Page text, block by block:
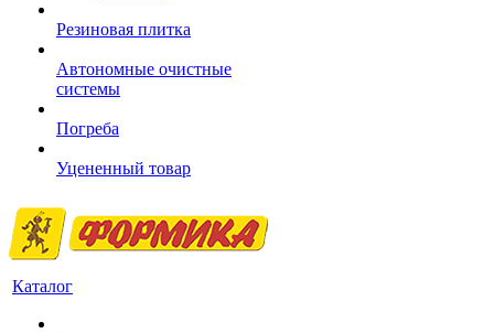
Резиновая плитка
Автономные очистные
системы
Погреба
Уцененный товар
Каталог